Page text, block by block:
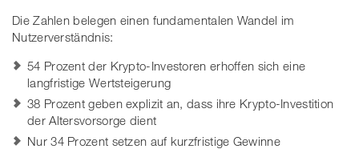
Die Zahlen belegen einen fundamentalen Wandel im
Nutzerverständnis:
54 Prozent der Krypto-Investoren erhoffen sich eine
langfristige Wertsteigerung
38 Prozent geben explizit an, dass ihre Krypto-Investition
der Altersvorsorge dient
Nur 34 Prozent setzen auf kurzfristige Gewinne